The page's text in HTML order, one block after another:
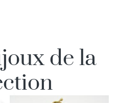
de la